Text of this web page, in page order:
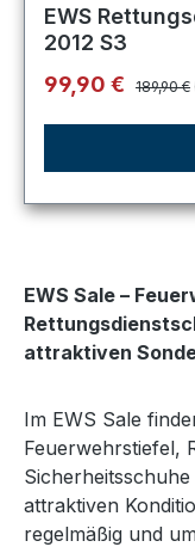
EWS
2012 S3
Verkaufspreis:
99,90 € 189,90 €
EWS Sale –
attraktiven
Im EWS Sale
Feuerwehrstiefel,
attraktiven
regelmäßig und